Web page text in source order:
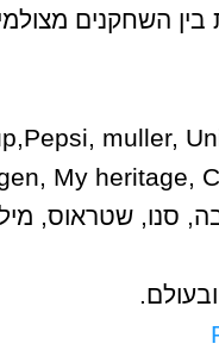
השחקנים
muller,
My heritage,
פלאפון, בנק לאומי, במבה, אסם, וובי, לפ”מ,